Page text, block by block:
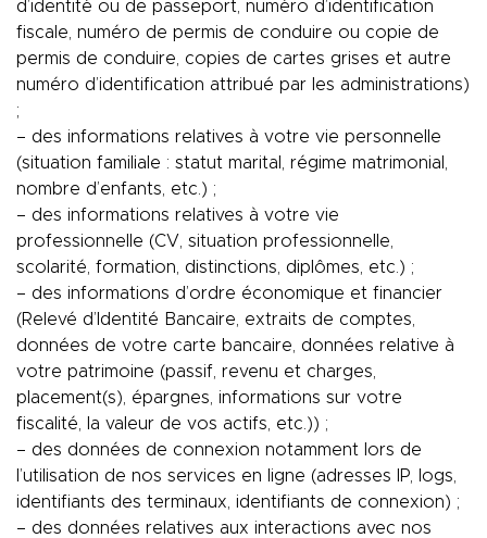
d’identité ou de passeport, numéro d’identification
fiscale, numéro de permis de conduire ou copie de
permis de conduire, copies de cartes grises et autre
numéro d’identification attribué par les administrations)
;
– des informations relatives à votre vie personnelle
(situation familiale : statut marital, régime matrimonial,
nombre d’enfants, etc.) ;
– des informations relatives à votre vie
professionnelle (CV, situation professionnelle,
scolarité, formation, distinctions, diplômes, etc.) ;
– des informations d’ordre économique et financier
(Relevé d’Identité Bancaire, extraits de comptes,
données de votre carte bancaire, données relative à
votre patrimoine (passif, revenu et charges,
placement(s), épargnes, informations sur votre
fiscalité, la valeur de vos actifs, etc.)) ;
– des données de connexion notamment lors de
l’utilisation de nos services en ligne (adresses IP, logs,
identifiants des terminaux, identifiants de connexion) ;
– des données relatives aux interactions avec nos